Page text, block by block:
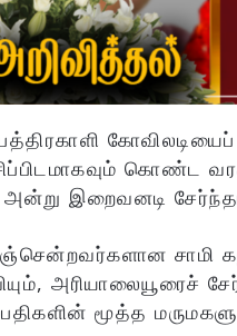
பத்திரகாளி
கொண்ட
இறைவனடி
சாமி
மூத்த